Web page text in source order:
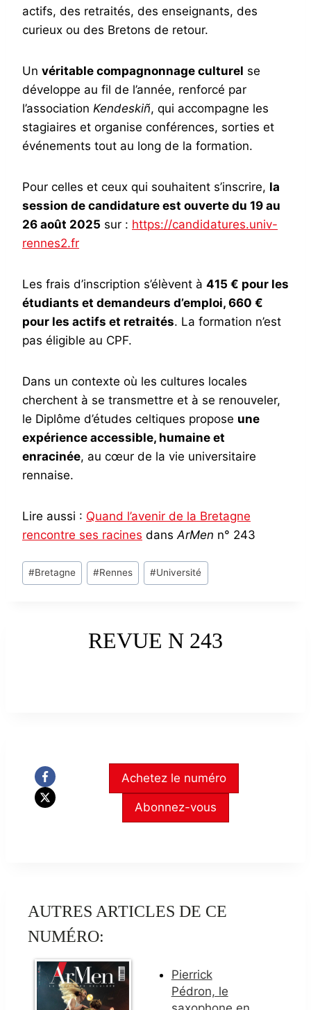
actifs, des retraités, des enseignants, des
curieux ou des Bretons de retour.
Un véritable compagnonnage culturel se
développe au fil de l’année, renforcé par
l’association Kendeskiñ, qui accompagne les
stagiaires et organise conférences, sorties et
événements tout au long de la formation.
Pour celles et ceux qui souhaitent s’inscrire, la
session de candidature est ouverte du 19 au
26 août 2025 sur : https://candidatures.univ-
rennes2.fr
Les frais d’inscription s’élèvent à 415 € pour les
étudiants et demandeurs d’emploi, 660 €
pour les actifs et retraités. La formation n’est
pas éligible au CPF.
Dans un contexte où les cultures locales
cherchent à se transmettre et à se renouveler,
le Diplôme d’études celtiques propose une
expérience accessible, humaine et
enracinée, au cœur de la vie universitaire
rennaise.
Lire aussi : Quand l’avenir de la Bretagne
rencontre ses racines dansArMen n° 243
Post
Tags:
#Bretagne #Rennes #Université
REVUE N 243
Achetez le numéro
Abonnez-vous
AUTRES ARTICLES DE CE
NUMÉRO:
Pierrick
Pédron, le